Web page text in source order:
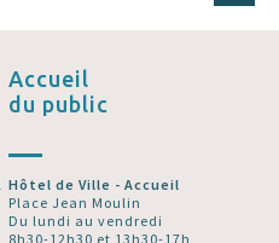
Accueil
du public
Hôtel de Ville - Accueil
Place Jean Moulin
Du lundi au vendredi
8h30-12h30 et 13h30-17h